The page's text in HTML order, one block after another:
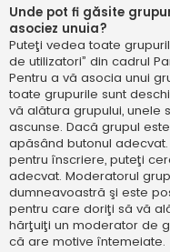
Unde pot fi găsite
asociez unuia?
Puteţi vedea toate
de utilizatori” din cadrul
Pentru a vă asocia unui
toate grupurile sunt
vă alătura grupului, unele
ascunse. Dacă grupul
apăsând butonul
pentru înscriere, puteţi
adecvat. Moderatorul
dumneavoastră şi este
pentru care doriţi să vă
hărţuiţi un moderator de
că are motive întemeiate.